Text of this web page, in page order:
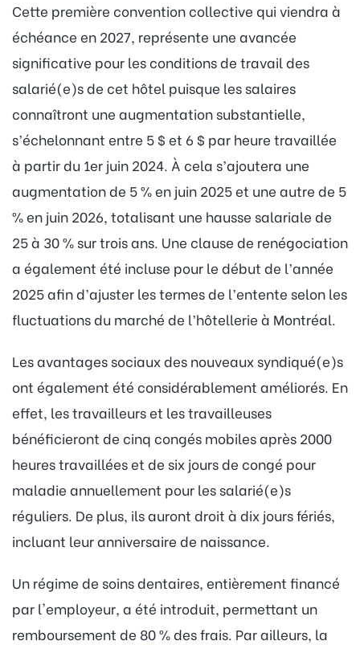
Cette première convention collective qui viendra à
échéance en 2027, représente une avancée
significative pour les conditions de travail des
salarié(e)s de cet hôtel puisque les salaires
connaîtront une augmentation substantielle,
s’échelonnant entre 5 $ et 6 $ par heure travaillée
à partir du 1er juin 2024. À cela s’ajoutera une
augmentation de 5 % en juin 2025 et une autre de 5
% en juin 2026, totalisant une hausse salariale de
25 à 30 % sur trois ans. Une clause de renégociation
a également été incluse pour le début de l’année
2025 afin d’ajuster les termes de l’entente selon les
fluctuations du marché de l’hôtellerie à Montréal.
Les avantages sociaux des nouveaux syndiqué(e)s
ont également été considérablement améliorés. En
effet, les travailleurs et les travailleuses
bénéficieront de cinq congés mobiles après 2000
heures travaillées et de six jours de congé pour
maladie annuellement pour les salarié(e)s
réguliers. De plus, ils auront droit à dix jours fériés,
incluant leur anniversaire de naissance.
Un régime de soins dentaires, entièrement financé
par l'employeur, a été introduit, permettant un
remboursement de 80 % des frais. Par ailleurs, la